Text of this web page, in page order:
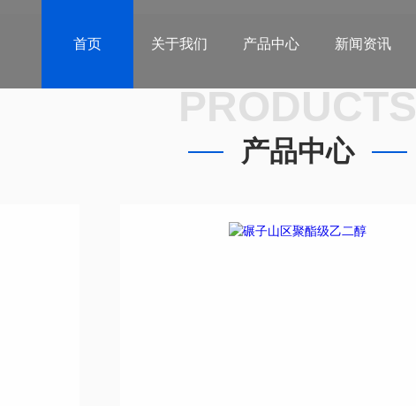
首页 关于我们 产品中心 新闻资讯
PRODUCTS
产品中心